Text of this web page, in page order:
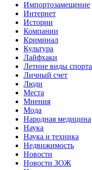
Импортозамещение
Интернет
Истории
Компании
Криминал
Культура
Лайфхаки
Летние виды спорта
Личный счет
Люди
Места
Мнения
Мода
Народная медицина
Наука
Наука и техника
Недвижимость
Новости
Новости ЗОЖ